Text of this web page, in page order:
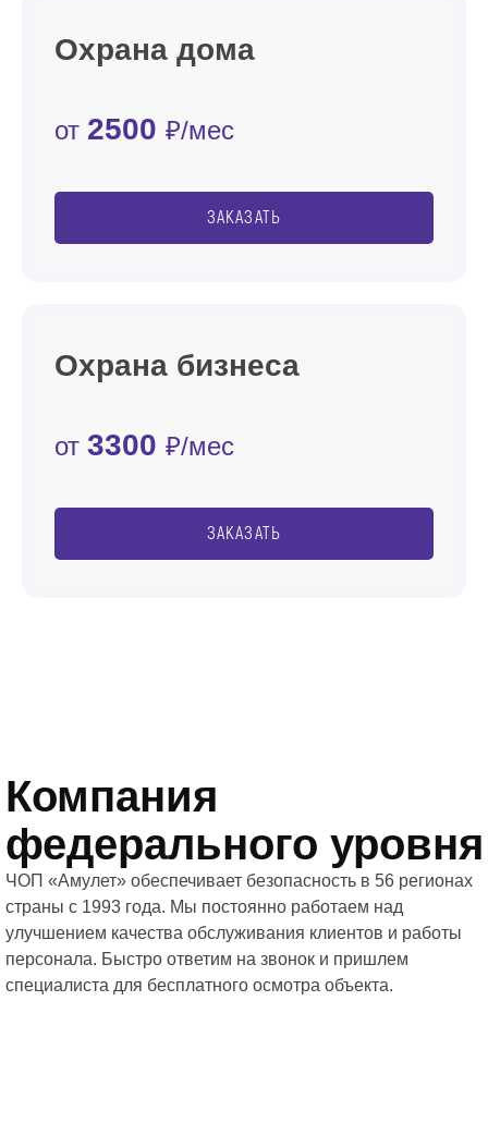
Охрана дома
от 2500 ₽/мес
ЗАКАЗАТЬ
Охрана бизнеса
от 3300 ₽/мес
ЗАКАЗАТЬ
Компания
федерального уровня
ЧОП «Амулет» обеспечивает безопасность в 56 регионах
страны с 1993 года. Мы постоянно работаем над
улучшением качества обслуживания клиентов и работы
персонала. Быстро ответим на звонок и пришлем
специалиста для бесплатного осмотра объекта.